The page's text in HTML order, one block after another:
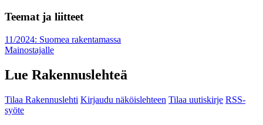
Teemat ja liitteet
11/2024: Suomea rakentamassa
Mainostajalle
Lue Rakennuslehteä
Tilaa Rakennuslehti Kirjaudu näköislehteen Tilaa uutiskirje RSS-
syöte